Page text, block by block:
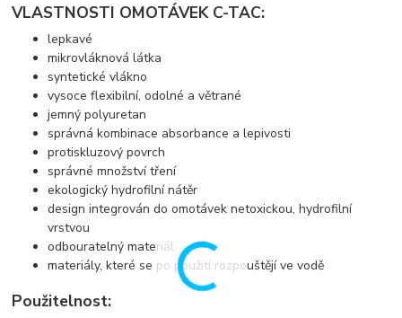
VLASTNOSTI OMOTÁVEK C-TAC:
lepkavé
mikrovláknová látka
syntetické vlákno
vysoce flexibilní, odolné a větrané
jemný polyuretan
správná kombinace absorbance a lepivosti
protiskluzový povrch
správné množství tření
ekologický hydrofilní nátěr
design integrován do omotávek netoxickou, hydrofilní
vrstvou
odbouratelný materiál
materiály, které se po použití rozpouštějí ve vodě
Použitelnost: